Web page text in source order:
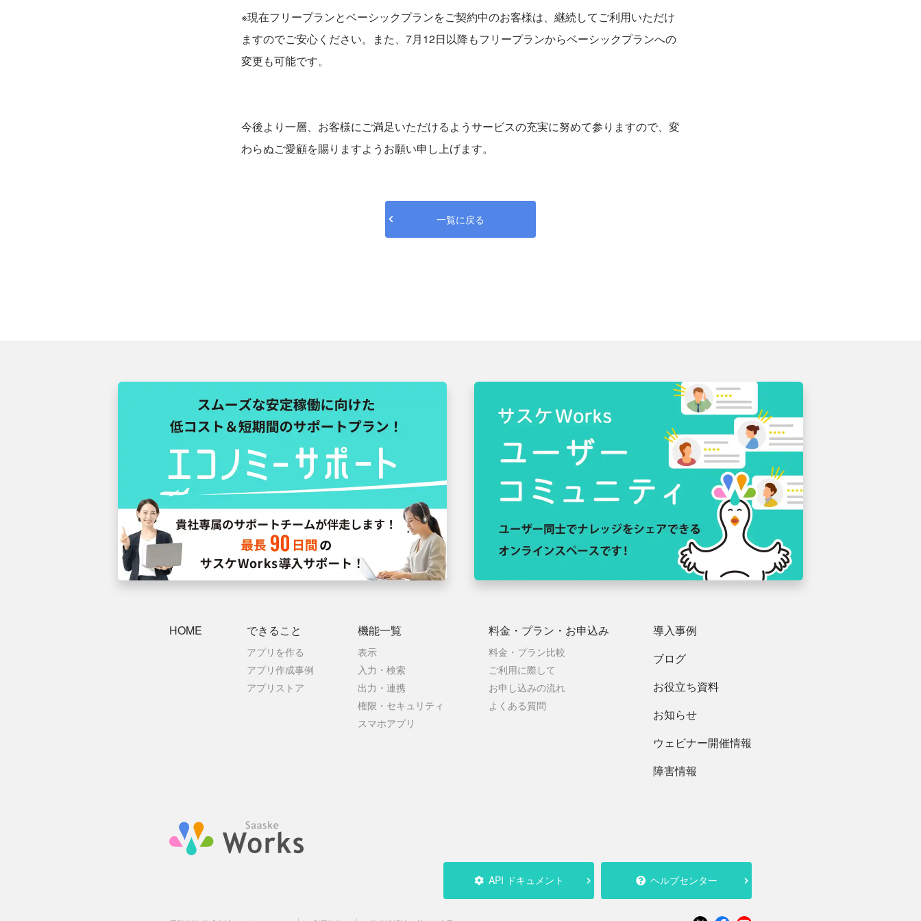
※現在フリープランとベーシックプランをご契約中のお客様は、継続してご利用いただけ
ますのでご安心ください。また、7月12日以降もフリープランからベーシックプランへの
変更も可能です。
今後より一層、お客様にご満足いただけるようサービスの充実に努めて参りますので、変
わらぬご愛顧を賜りますようお願い申し上げます。
一覧に戻る
HOME できること
アプリを作る
アプリ作成事例
アプリストア
機能一覧
表示
入力・検索
出力・連携
権限・セキュリティ
スマホアプリ
料金・プラン・ お申込み
料金・プラン比較
ご利用に際して
お申し込みの流れ
よくある質問
導入事例
ブログ
お役立ち資料
お知らせ
ウェビナー開催情報
障害情報
API ドキュメント ヘルプセンター